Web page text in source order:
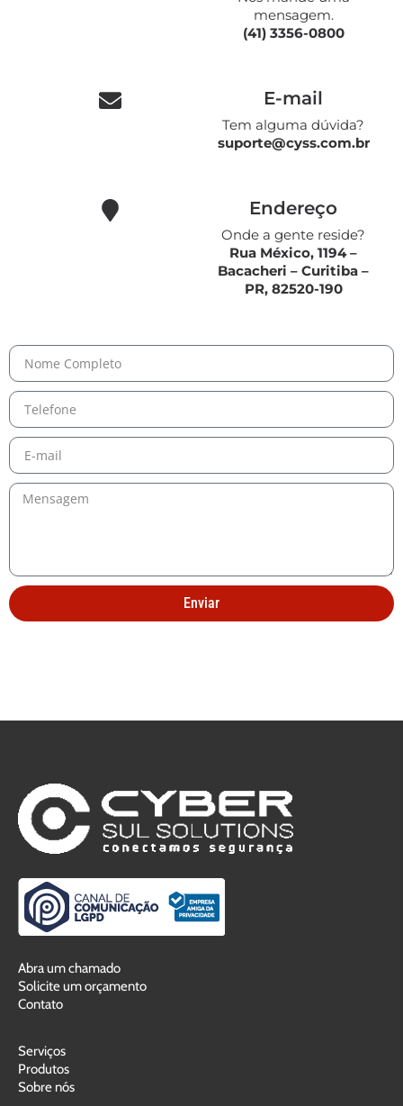
mensagem.
(41) 3356-0800
E-mail
Tem alguma dúvida?
suporte@cyss.com.br
Endereço
Onde a gente reside?
Rua México, 1194 –
Bacacheri – Curitiba –
PR, 82520-190
Enviar
Abra um chamado
Solicite um orçamento
Contato
Serviços
Produtos
Sobre nós